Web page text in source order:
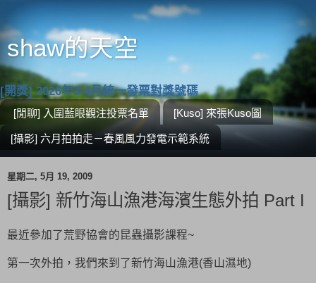
shaw的天空
[開獎] 2026年3-4月統一發票對獎號碼
[閒聊] 入圍藍眼觀注投票名單 [Kuso] 來張Kuso圖
[攝影] 六月拍拍走－春風風力發電示範系統
星期二, 5月 19, 2009
[攝影] 新竹海山漁港海濱生態外拍 Part I
最近參加了荒野協會的昆蟲攝影課程~
第一次外拍，我們來到了新竹海山漁港(香山濕地)